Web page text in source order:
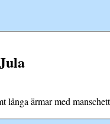
långa ärmar med